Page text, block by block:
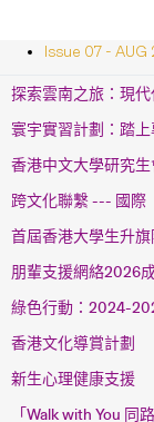
Issue 07 - AUG
探索雲南之旅：現
寰宇實習計劃：踏
香港中文大學研究
跨文化聯繫 --- 國際
首屆香港大學生升
朋輩支援網絡2026
綠色行動：2024-
香港文化導賞計劃
新生心理健康支援
「Walk with You 同